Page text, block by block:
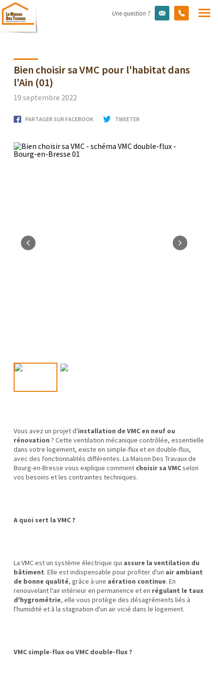
Une question ?
Bien choisir sa VMC pour l'habitat dans
l'Ain (01)
19 septembre 2022
PARTAGER SUR FACEBOOK TWEETER
Vous avez un projet d'installation de VMC en neuf ou
rénovation ? Cette ventilation mécanique contrôlée, essentielle
dans votre logement, existe en simple-flux et en double-flux,
avec des fonctionnalités différentes. La Maison Des Travaux de
Bourg-en-Bresse vous explique comment choisir sa VMCselon
vos besoins et les contraintes techniques.
A quoi sert la VMC ?
La VMC est un système électrique qui assure la ventilation du
bâtiment. Elle est indispensable pour profiter d'un air ambiant
de bonne qualité, grâce à une aération continue. En
renouvelant l'air intérieur en permanence et en régulant le taux
d'hygrométrie, elle vous protège des désagréments liés à
l'humidité et à la stagnation d'un air vicié dans le logement.
VMC simple-flux ou VMC double-flux ?